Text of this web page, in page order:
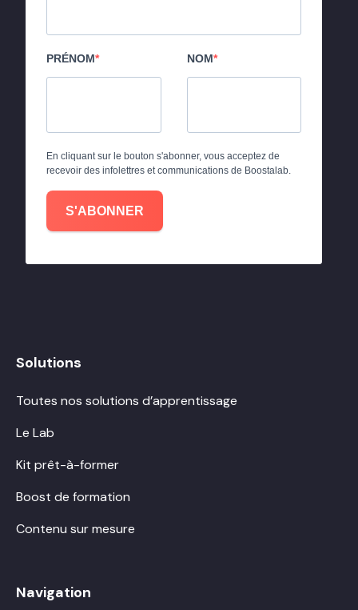
PRÉNOM NOM
En cliquant sur le bouton s'abonner, vous acceptez de
recevoir des infolettres et communications de Boostalab.
S'ABONNER
Solutions
Toutes nos solutions d’apprentissage
Le Lab
Kit prêt-à-former
Boost de formation
Contenu sur mesure
Navigation